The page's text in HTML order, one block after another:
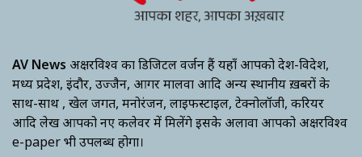
AV News अक्षरविश्व का डिजिटल वर्जन हैं यहाँ आपको देश-विदेश,
मध्य प्रदेश, इंदौर, उज्जैन, आगर मालवा आदि अन्य स्थानीय ख़बरों के
साथ-साथ , खेल जगत, मनोरंजन, लाइफस्टाइल, टेक्नोलॉजी, करियर
आदि लेख आपको नए कलेवर में मिलेंगे इसके अलावा आपको अक्षरविश्व
e-paper भी उपलब्ध होगा।